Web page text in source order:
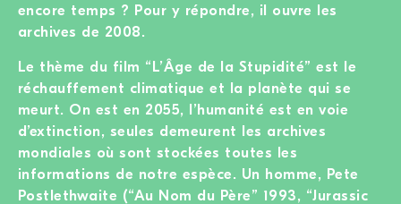
encore temps ? Pour y répondre, il ouvre les
archives de 2008.
Le thème du film “L’Âge de la Stupidité” est le
réchauffement climatique et la planète qui se
meurt. On est en 2055, l’humanité est en voie
d’extinction, seules demeurent les archives
mondiales où sont stockées toutes les
informations de notre espèce. Un homme, Pete
Postlethwaite (“Au Nom du Père” 1993, “Jurassic